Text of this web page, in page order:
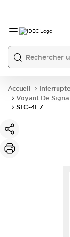
Accueil
Voyant De
SLC-4F7